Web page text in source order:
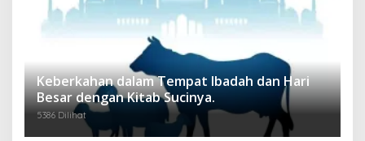
Keberkahan dalam Tempat Ibadah dan Hari
Besar dengan Kitab Sucinya.
5386 Dilihat